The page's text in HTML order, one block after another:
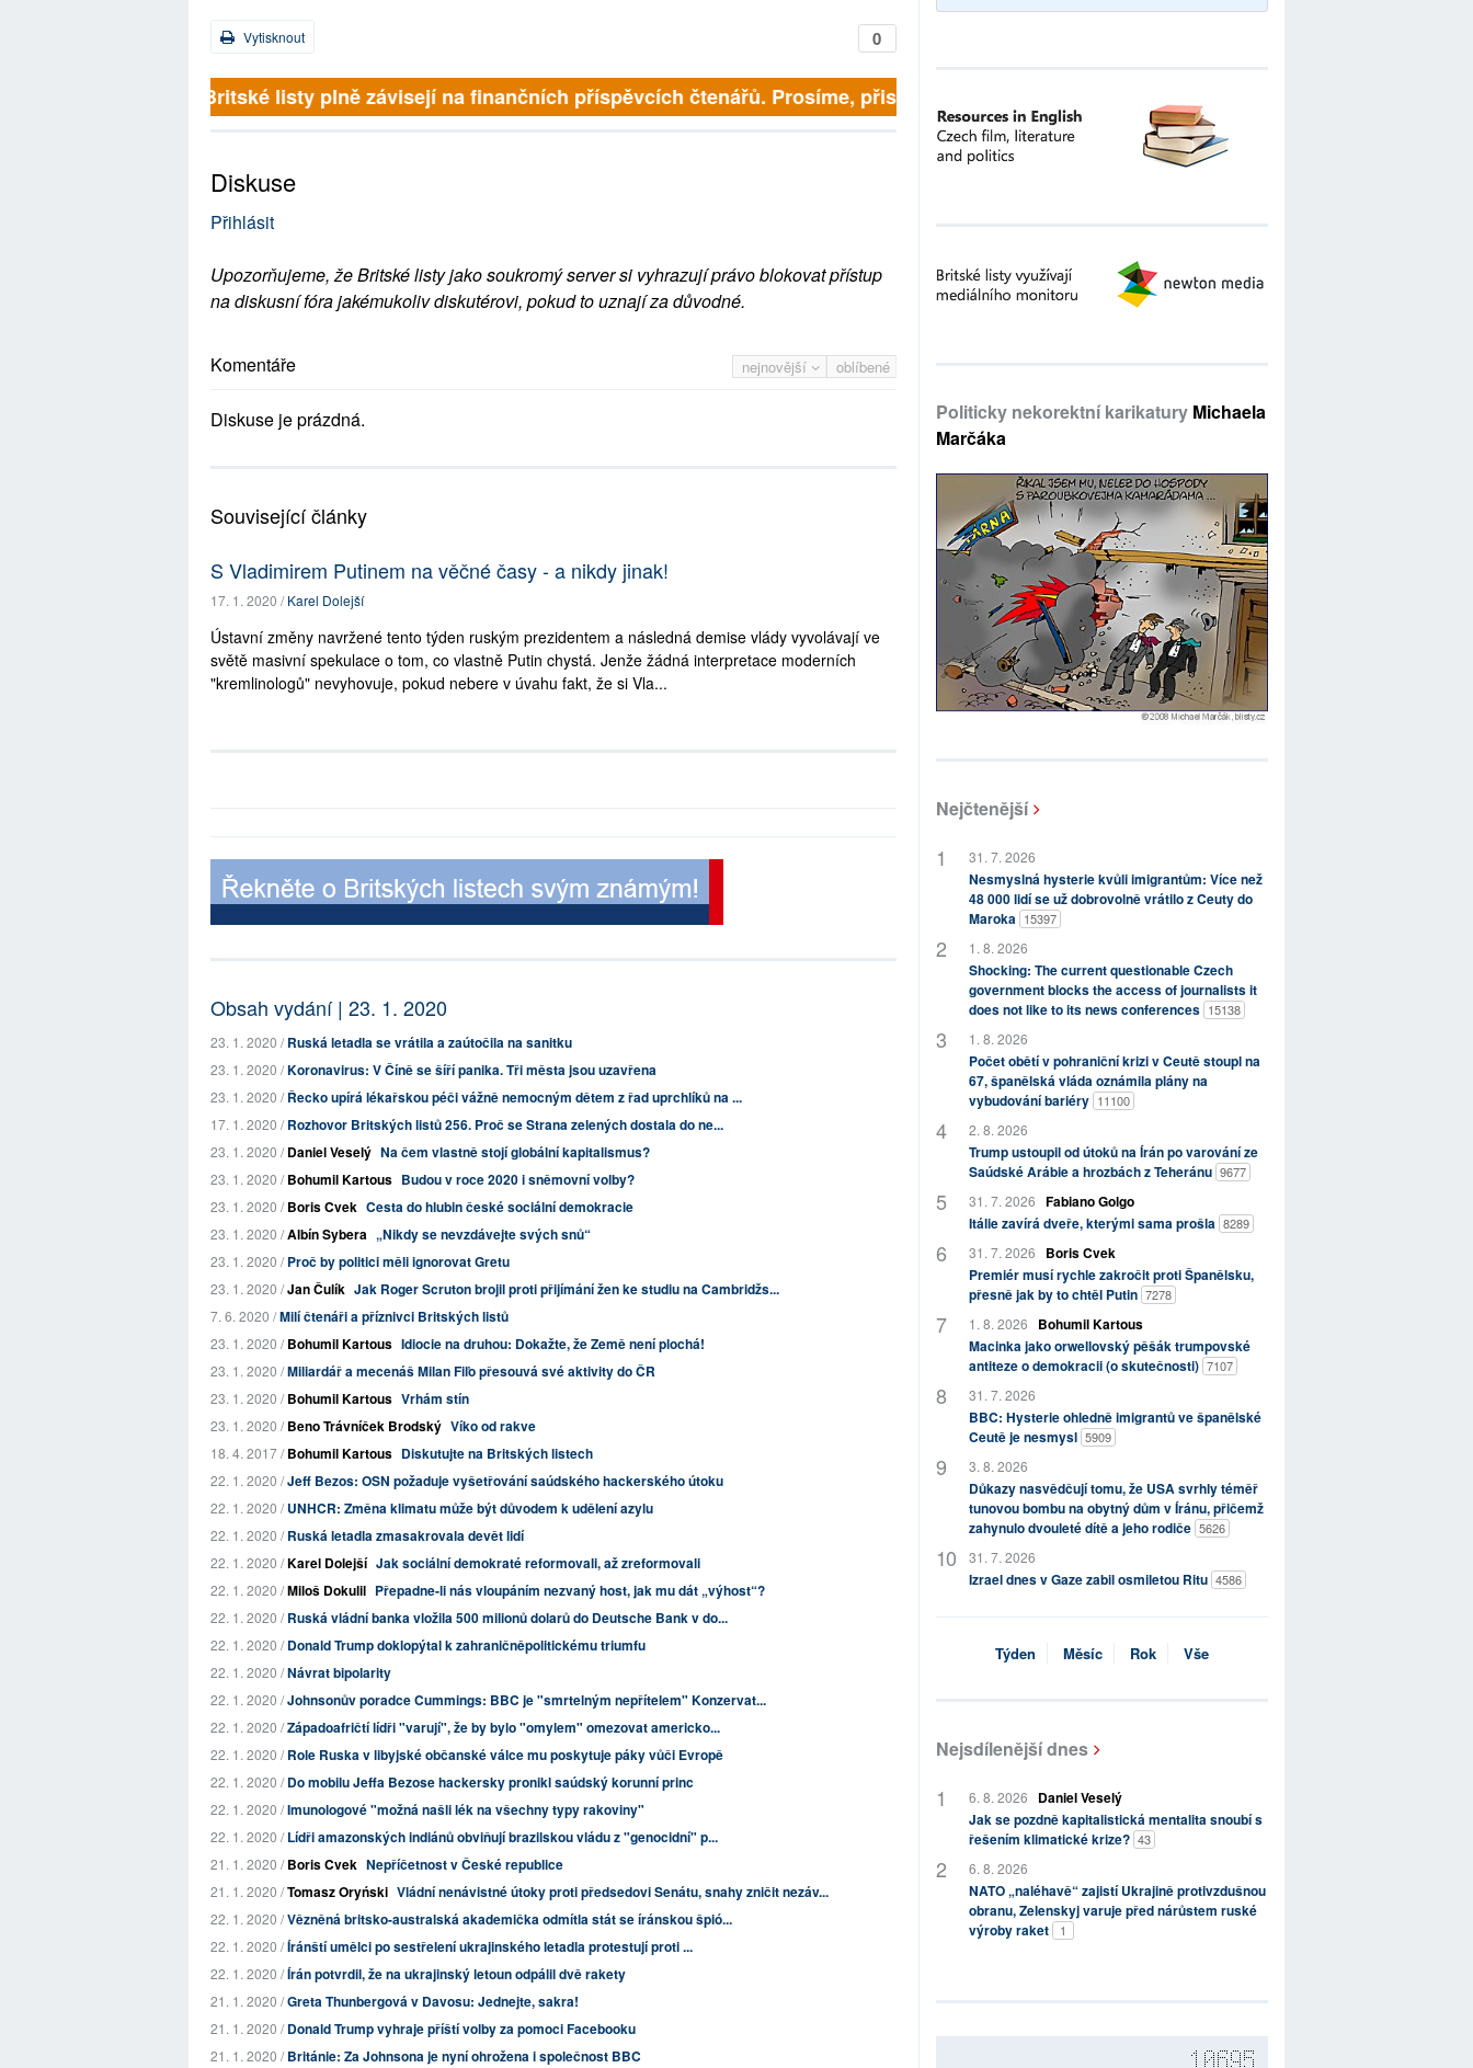
0
Vytisknout
Britské listy plně závisejí na finančních příspěvcích čtenářů. Prosíme, přispějte. ➥
Diskuse
Přihlásit
Upozorňujeme, že Britské listy jako soukromý server si vyhrazují právo blokovat přístup
na diskusní fóra jakémukoliv diskutérovi, pokud to uznají za důvodné.
nejnovější oblíbené
Komentáře
Diskuse je prázdná.
Související články
S Vladimirem Putinem na věčné časy - a nikdy jinak!
17. 1. 2020 /Karel Dolejší
Ústavní změny navržené tento týden ruským prezidentem a následná demise vlády vyvolávají ve
světě masivní spekulace o tom, co vlastně Putin chystá. Jenže žádná interpretace moderních
"kremlinologů" nevyhovuje, pokud nebere v úvahu fakt, že si Vla...
Obsah vydání | 23. 1. 2020
23. 1. 2020 /Ruská letadla se vrátila a zaútočila na sanitku
23. 1. 2020 /Koronavirus: V Číně se šíří panika. Tři města jsou uzavřena
23. 1. 2020 /Řecko upírá lékařskou péči vážně nemocným dětem z řad uprchlíků na ...
17. 1. 2020 /Rozhovor Britských listů 256. Proč se Strana zelených dostala do ne...
23. 1. 2020 /Daniel Veselý Na čem vlastně stojí globální kapitalismus?
23. 1. 2020 /Bohumil Kartous Budou v roce 2020 i sněmovní volby?
23. 1. 2020 /Boris Cvek Cesta do hlubin české sociální demokracie
23. 1. 2020 /Albín Sybera „Nikdy se nevzdávejte svých snů“
23. 1. 2020 /Proč by politici měli ignorovat Gretu
23. 1. 2020 /Jan Čulík Jak Roger Scruton brojil proti přijímání žen ke studiu na Cambridžs...
7. 6. 2020 /Milí čtenáři a příznivci Britských listů
23. 1. 2020 /Bohumil Kartous Idiocie na druhou: Dokažte, že Země není plochá!
23. 1. 2020 /Miliardář a mecenáš Milan Fiľo přesouvá své aktivity do ČR
23. 1. 2020 /Bohumil Kartous Vrhám stín
23. 1. 2020 /Beno Trávníček Brodský Víko od rakve
18. 4. 2017 /Bohumil Kartous Diskutujte na Britských listech
22. 1. 2020 /Jeff Bezos: OSN požaduje vyšetřování saúdského hackerského útoku
22. 1. 2020 /UNHCR: Změna klimatu může být důvodem k udělení azylu
22. 1. 2020 /Ruská letadla zmasakrovala devět lidí
22. 1. 2020 /Karel Dolejší Jak sociální demokraté reformovali, až zreformovali
22. 1. 2020 /Miloš Dokulil Přepadne-li nás vloupáním nezvaný host, jak mu dát „výhost“?
22. 1. 2020 /Ruská vládní banka vložila 500 milionů dolarů do Deutsche Bank v do...
22. 1. 2020 /Donald Trump doklopýtal k zahraničněpolitickému triumfu
22. 1. 2020 /Návrat bipolarity
22. 1. 2020 /Johnsonův poradce Cummings: BBC je "smrtelným nepřítelem" Konzervat...
22. 1. 2020 /Západoafričtí lídři "varují", že by bylo "omylem" omezovat americko...
22. 1. 2020 /Role Ruska v libyjské občanské válce mu poskytuje páky vůči Evropě
22. 1. 2020 /Do mobilu Jeffa Bezose hackersky pronikl saúdský korunní princ
22. 1. 2020 /Imunologové "možná našli lék na všechny typy rakoviny"
22. 1. 2020 /Lídři amazonských indiánů obviňují brazilskou vládu z "genocidní" p...
21. 1. 2020 /Boris Cvek Nepříčetnost v České republice
21. 1. 2020 /Tomasz Oryński Vládní nenávistné útoky proti předsedovi Senátu, snahy zničit nezáv...
22. 1. 2020 /Vězněná britsko-australská akademička odmítla stát se íránskou špió...
22. 1. 2020 /Íránští umělci po sestřelení ukrajinského letadla protestují proti ...
22. 1. 2020 /Írán potvrdil, že na ukrajinský letoun odpálil dvě rakety
21. 1. 2020 /Greta Thunbergová v Davosu: Jednejte, sakra!
21. 1. 2020 /Donald Trump vyhraje příští volby za pomoci Facebooku
21. 1. 2020 /Británie: Za Johnsona je nyní ohrožena i společnost BBC
Politicky nekorektní karikatury Michaela
Marčáka
Nejčtenější
31. 7. 2026
Nesmyslná hysterie kvůli imigrantům: Více než
48 000 lidí se už dobrovolně vrátilo z Ceuty do
Maroka 15397
1. 8. 2026
Shocking: The current questionable Czech
government blocks the access of journalists it
does not like to its news conferences 15138
1. 8. 2026
Počet obětí v pohraniční krizi v Ceutě stoupl na
67, španělská vláda oznámila plány na
vybudování bariéry 11100
2. 8. 2026
Trump ustoupil od útoků na Írán po varování ze
Saúdské Arábie a hrozbách z Teheránu 9677
31. 7. 2026 Fabiano Golgo
Itálie zavírá dveře, kterými sama prošla 8289
31. 7. 2026
Boris Cvek
Premiér musí rychle zakročit proti Španělsku,
přesně jak by to chtěl Putin 7278
1. 8. 2026
Bohumil Kartous
Macinka jako orwellovský pěšák trumpovské
antiteze o demokracii (o skutečnosti) 7107
31. 7. 2026
BBC: Hysterie ohledně imigrantů ve španělské
Ceutě je nesmysl 5909
3. 8. 2026
Důkazy nasvědčují tomu, že USA svrhly téměř
tunovou bombu na obytný dům v Íránu, přičemž
zahynulo dvouleté dítě a jeho rodiče 5626
31. 7. 2026
Izrael dnes v Gaze zabil osmiletou Ritu 4586
Týden Měsíc Rok Vše
Nejsdílenější dnes
6. 8. 2026
Daniel Veselý
Jak se pozdně kapitalistická mentalita snoubí s
řešením klimatické krize? 43
6. 8. 2026
NATO „naléhavě“ zajistí Ukrajině protivzdušnou
obranu, Zelenskyj varuje před nárůstem ruské
výroby raket
1